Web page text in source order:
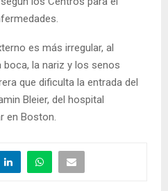
es más irregular, al
la nariz y los senos
que dificulta la entrada del
Bleier, del hospital
en Boston.